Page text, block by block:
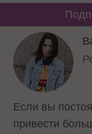
Если вы
привести